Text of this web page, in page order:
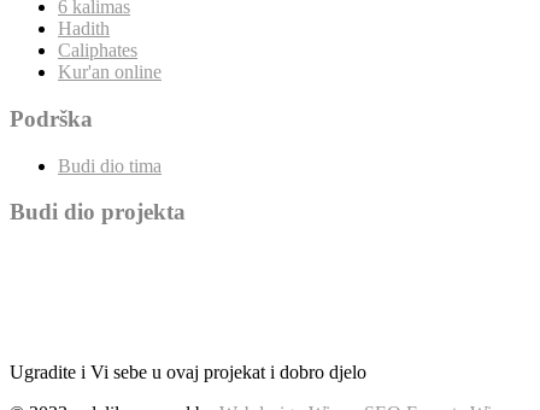
6 kalimas
Hadith
Caliphates
Kur'an online
Podrška
Budi dio tima
Budi dio projekta
Ugradite i Vi sebe u ovaj projekat i dobro djelo